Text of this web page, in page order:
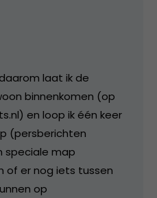
laat ik de
binnenkomen (op
en loop ik één keer
(persberichten
speciale map
of er nog iets tussen
op